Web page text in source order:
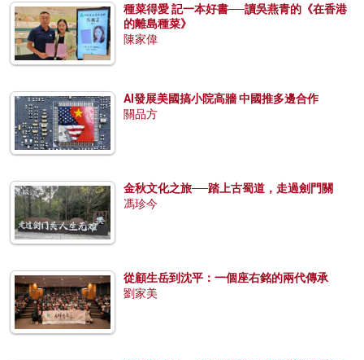
種菜得愛 記一本好書──讀吳燕青的《在香港
的離島種菜》
陳家偉
AI發展美國搞小院高牆 中國推多邊合作
關品方
金秋文化之旅──踏上古蜀道，走過劍門關
馮珍今
從顧生岳到沈平：一個座右銘的兩代傳承
劉家美